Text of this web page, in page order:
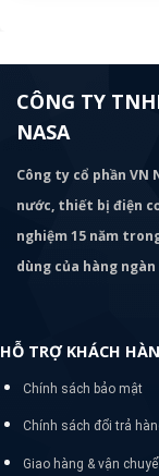
CÔNG TY
NASA
Công ty cổ phần VN
nước, thiết bị điện
nghiệm 15 năm
dùng của hàng
HỖ TRỢ KHÁCH
Chính sách bảo mật
Chính sách đổi trả
Giao hàng & vận